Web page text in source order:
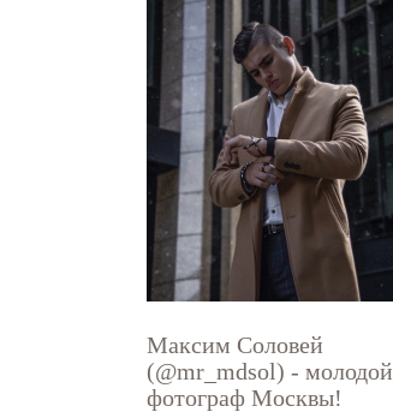
Максим Соловей
(@mr_mdsol) - молодой
фотограф Москвы!